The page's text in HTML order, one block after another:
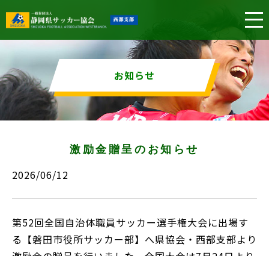
お知らせ
激励金贈呈のお知らせ
2026/06/12
第52回全国自治体職員サッカー選手権大会に出場す
る【磐田市役所サッカー部】へ県協会・西部支部より